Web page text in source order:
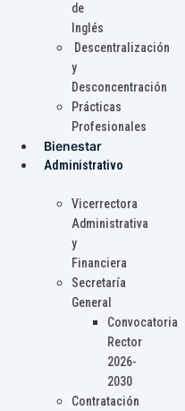
de
Inglés
Descentralización
y
Desconcentración
Prácticas
Profesionales
Bienestar
Administrativo
Vicerrectora
Administrativa
y
Financiera
Secretaría
General
Convocatoria
Rector
2026-
2030
Contratación